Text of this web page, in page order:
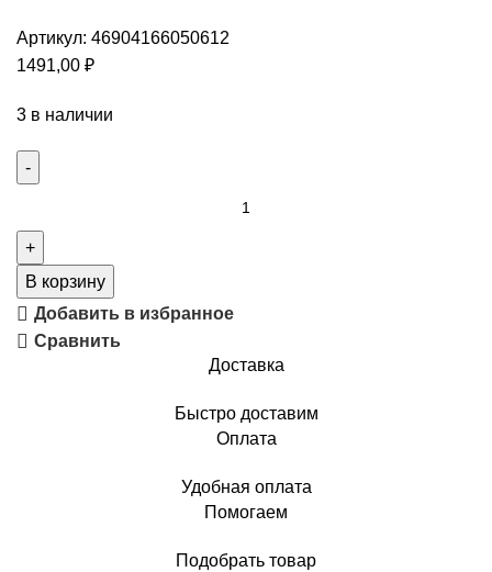
Артикул: 46904166050612
1491,00 ₽
3 в наличии
В корзину
Добавить в избранное
Сравнить
Доставка
Быстро доставим
Оплата
Удобная оплата
Помогаем
Подобрать товар